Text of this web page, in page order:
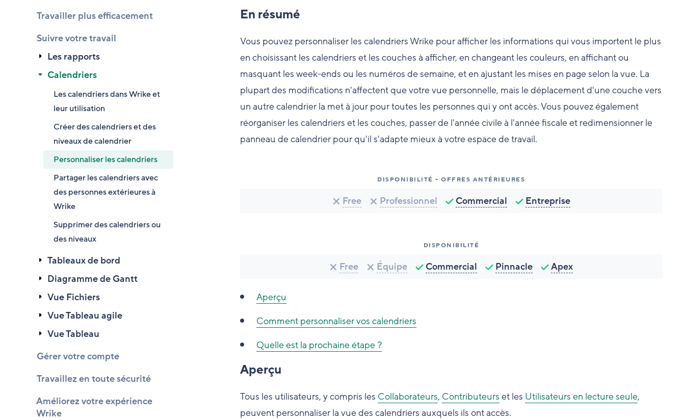
Travailler plus efficacement
Suivre votre travail
Les rapports
Calendriers
Les calendriers dans Wrike et
leur utilisation
Créer des calendriers et des
niveaux de calendrier
Personnaliser les calendriers
Partager les calendriers avec
des personnes extérieures à
Wrike
Supprimer des calendriers ou
des niveaux
Tableaux de bord
Diagramme de Gantt
Vue Fichiers
Vue Tableau agile
Vue Tableau
Gérer votre compte
Travaillez en toute sécurité
Améliorez votre expérience
Wrike
En résumé
Vous pouvez personnaliser les calendriers Wrike pour afficher les informations qui vous importent le plus
en choisissant les calendriers et les couches à afficher, en changeant les couleurs, en affichant ou
masquant les week-ends ou les numéros de semaine, et en ajustant les mises en page selon la vue. La
plupart des modifications n'affectent que votre vue personnelle, mais le déplacement d'une couche vers
un autre calendrier la met à jour pour toutes les personnes qui y ont accès. Vous pouvez également
réorganiser les calendriers et les couches, passer de l'année civile à l'année fiscale et redimensionner le
panneau de calendrier pour qu'il s'adapte mieux à votre espace de travail.
DISPONIBILITÉ - OFFRES ANTÉRIEURES
Free Professionnel Commercial Entreprise
DISPONIBILITÉ
Free Équipe Commercial Pinnacle Apex
Aperçu
Comment personnaliser vos calendriers
Quelle est la prochaine étape ?
Aperçu
Tous les utilisateurs, y compris les Collaborateurs, Contributeurs et les Utilisateurs en lecture seule,
peuvent personnaliser la vue des calendriers auxquels ils ont accès.